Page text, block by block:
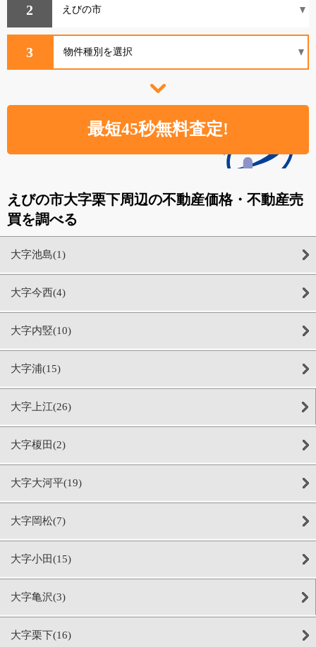
2
3
えびの市大字栗下周辺の不動産価格・不動産売
買を調べる
大字池島(1)
大字今西(4)
大字内竪(10)
大字浦(15)
大字上江(26)
大字榎田(2)
大字大河平(19)
大字岡松(7)
大字小田(15)
大字亀沢(3)
大字栗下(16)